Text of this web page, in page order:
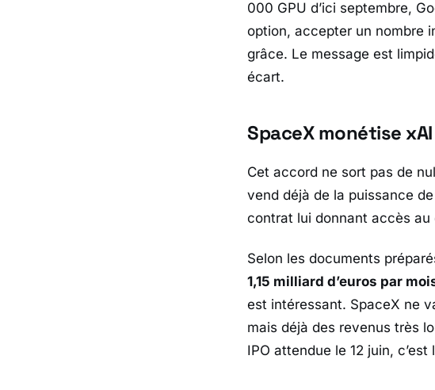
000 GPU d’ici septembre,
option, accepter un nombre
grâce. Le message est
écart.
SpaceX monétise
Cet accord ne sort pas de
vend déjà de la puissance
contrat lui donnant accès au
Selon les documents
1,15 milliard d’euros par
est intéressant. SpaceX ne
mais déjà des revenus très
IPO attendue le 12 juin, c’est